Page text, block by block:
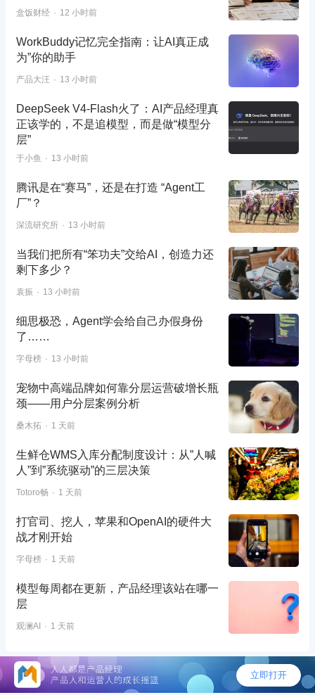
盒饭财经 12 小时前
WorkBuddy记忆完全指南：让AI真正成
为”你的助手
产品大汪 13 小时前
DeepSeek V4-Flash火了：AI产品经理真
正该学的，不是追模型，而是做“模型分
层”
于小鱼 13 小时前
腾讯是在“赛马”，还是在打造 “Agent工
厂”？
深流研究所 13 小时前
当我们把所有“笨功夫”交给AI，创造力还
剩下多少？
袁振 13 小时前
细思极恐，Agent学会给自己办假身份
了……
字母榜 13 小时前
宠物中高端品牌如何靠分层运营破增长瓶
颈——用户分层案例分析
桑木拓 1 天前
生鲜仓WMS入库分配制度设计：从”人喊
人”到”系统驱动”的三层决策
Totoro畅 1 天前
打官司、挖人，苹果和OpenAI的硬件大
战才刚开始
字母榜 1 天前
模型每周都在更新，产品经理该站在哪一
层
观澜AI 1 天前
©2026 - 人人都是产品经理